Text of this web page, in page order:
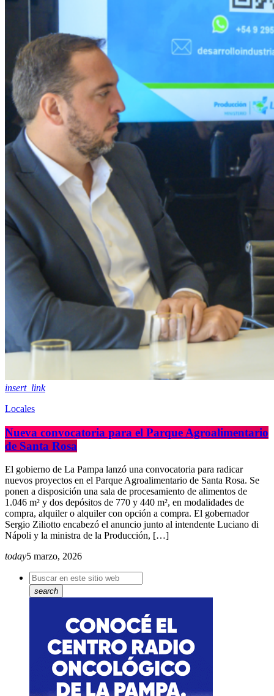
insert_link
Locales
Nueva convocatoria para el Parque Agroalimentario
de Santa Rosa
El gobierno de La Pampa lanzó una convocatoria para radicar
nuevos proyectos en el Parque Agroalimentario de Santa Rosa. Se
ponen a disposición una sala de procesamiento de alimentos de
1.046 m² y dos depósitos de 770 y 440 m², en modalidades de
compra, alquiler o alquiler con opción a compra. El gobernador
Sergio Ziliotto encabezó el anuncio junto al intendente Luciano di
Nápoli y la ministra de la Producción, […]
today5 marzo, 2026
search